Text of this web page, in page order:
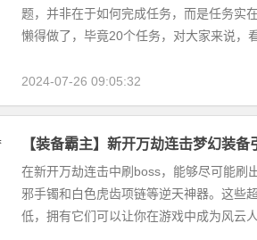
题，并非在于如何完成任务，而是任务实
懒得做了，毕竟20个任务，对大家来说，
2024-07-26 09:05:32
【装备霸主】新开万劫连击梦幻装备
在新开万劫连击中刷boss，能够尽可能刷
邪手镯和白色虎齿项链等逆天神器。这些
低，拥有它们可以让你在游戏中成为风云